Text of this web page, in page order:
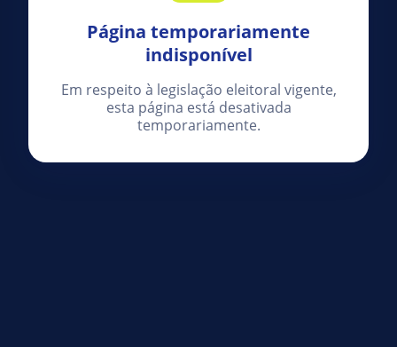
Página temporariamente
indisponível
Em respeito à legislação eleitoral vigente,
esta página está desativada
temporariamente.